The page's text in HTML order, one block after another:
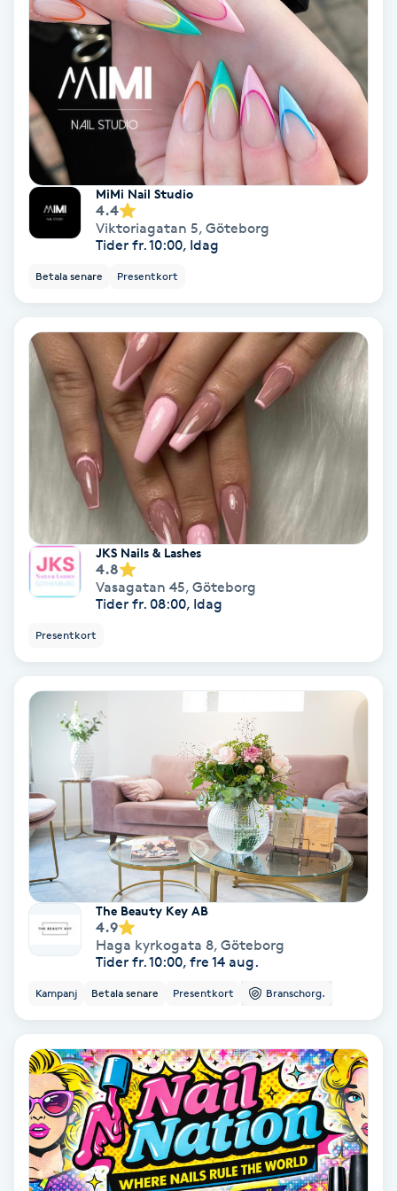
Ansiktsbehandling djuprengörande
Babylights
Balayage
Bambumassage
Barber
BIAB
Blowout
Bottenfärg
Brynformning
Brynfärgning
Brynplockning
Bröllopsuppsättning
Celluliter
Coachning
Color correction
Cryoterapi
Damklippning
Diamantslipning
Enzympeeling
Extensions
MiMi Nail Studio
4.4
Viktoriagatan 5, Göteborg
Tider fr. 10:00, Idag
Betala senare Presentkort
JKS Nails & Lashes
4.8
Vasagatan 45, Göteborg
Tider fr. 08:00, Idag
Presentkort
The Beauty Key AB
4.9
Haga kyrkogata 8, Göteborg
Tider fr. 10:00, fre 14 aug.
Kampanj Betala senare Presentkort Branschorg.